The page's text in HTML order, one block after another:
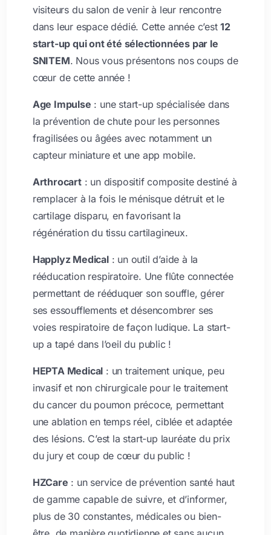
visiteurs du salon de venir à leur rencontre
dans leur espace dédié. Cette année c’est12
start-up qui ont été sélectionnées par le
SNITEM. Nous vous présentons nos coups de
cœur de cette année !
Age Impulse : une start-up spécialisée dans
la prévention de chute pour les personnes
fragilisées ou âgées avec notamment un
capteur miniature et une app mobile.
Arthrocart: un dispositif composite destiné à
remplacer à la fois le ménisque détruit et le
cartilage disparu, en favorisant la
régénération du tissu cartilagineux.
Happlyz Medical: un outil d’aide à la
rééducation respiratoire. Une flûte connectée
permettant de rééduquer son souffle, gérer
ses essoufflements et désencombrer ses
voies respiratoire de façon ludique. La start-
up a tapé dans l’oeil du public !
HEPTA Medical : un traitement unique, peu
invasif et non chirurgicale pour le traitement
du cancer du poumon précoce, permettant
une ablation en temps réel, ciblée et adaptée
des lésions. C’est la start-up lauréate du prix
du jury et coup de cœur du public !
HZCare : un service de prévention santé haut
de gamme capable de suivre, et d’informer,
plus de 30 constantes, médicales ou bien-